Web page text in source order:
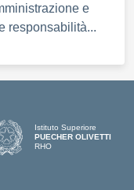
e
responsabilità...
Istituto Superiore
PUECHER OLIVETTI
RHO